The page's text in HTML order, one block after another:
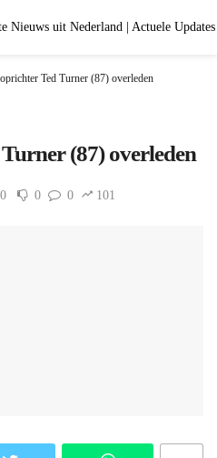
Ted Turner (87) overleden
(87) overleden
0 0 0 101